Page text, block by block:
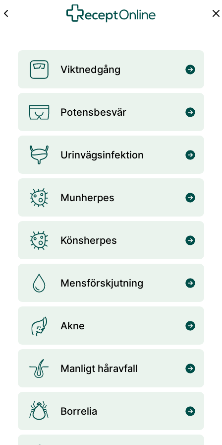
Viktnedgång
Potensbesvär
Urinvägsinfektion
Munherpes
Könsherpes
Mensförskjutning
Akne
Manligt håravfall
Borrelia